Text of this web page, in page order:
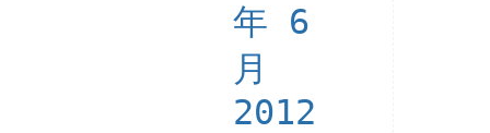
年 6
月
2012